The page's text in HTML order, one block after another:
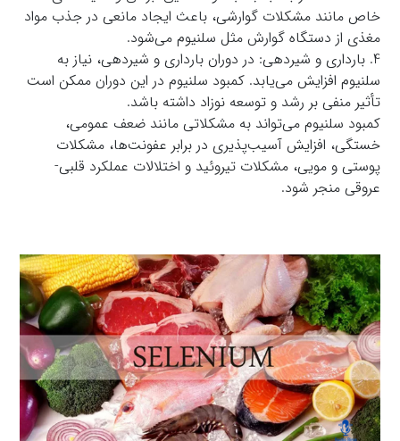
خاص مانند مشکلات گوارشی، باعث ایجاد مانعی در جذب مواد
مغذی از دستگاه گوارش مثل سلنیوم می‌شود.
4. بارداری و شیردهی: در دوران بارداری و شیردهی، نیاز به
سلنیوم افزایش می‌یابد. کمبود سلنیوم در این دوران ممکن است
تأثیر منفی بر رشد و توسعه نوزاد داشته باشد.
کمبود سلنیوم می‌تواند به مشکلاتی مانند ضعف عمومی،
خستگی، افزایش آسیب‌پذیری در برابر عفونت‌ها، مشکلات
پوستی و مویی، مشکلات تیروئید و اختلالات عملکرد قلبی-
عروقی منجر شود.